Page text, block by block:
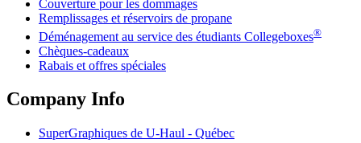
Couverture pour les dommages
Remplissages et réservoirs de propane
Déménagement au service des étudiants Collegeboxes®
Chèques-cadeaux
Rabais et offres spéciales
Company Info
SuperGraphiques de U-Haul - Québec